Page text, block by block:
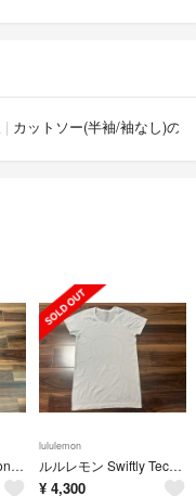
カットソー(半袖/袖なし)の
ルルレモン Lululemon Kung Fu Pant 2.0 アメリカM
lululemon
ルルレモン Swiftly Tech Short Sleeve サイズ6
¥ 4,300